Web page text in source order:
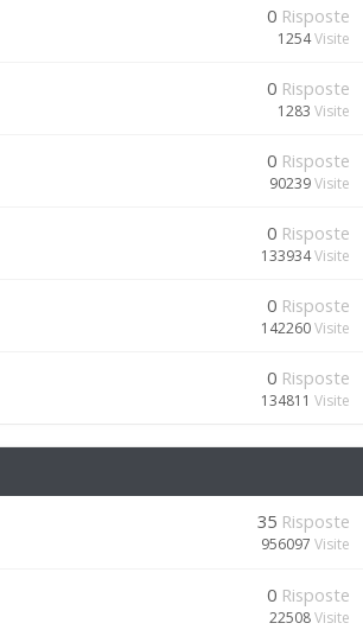
0 Risposte
1254Visite
0 Risposte
1283 Visite
0 Risposte
90239Visite
0 Risposte
133934Visite
0 Risposte
142260Visite
0 Risposte
134811 Visite
35 Risposte
956097 Visite
0 Risposte
22508Visite